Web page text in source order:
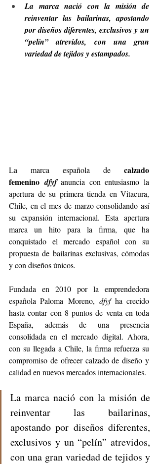
La marca nació con la misión de
reinventar las bailarinas, apostando
por diseños diferentes, exclusivos y un
“pelín” atrevidos, con una gran
variedad de tejidos y estampados.
La marca española de calzado
femenino dfyf anuncia con entusiasmo la
apertura de su primera tienda en Vitacura,
Chile, en el mes de marzo consolidando así
su expansión internacional. Esta apertura
marca un hito para la firma, que ha
conquistado el mercado español con su
propuesta de bailarinas exclusivas, cómodas
y con diseños únicos.
Fundada en 2010 por la emprendedora
española Paloma Moreno, dfyf ha crecido
hasta contar con 8 puntos de venta en toda
España, además de una presencia
consolidada en el mercado digital. Ahora,
con su llegada a Chile, la firma refuerza su
compromiso de ofrecer calzado de diseño y
calidad en nuevos mercados internacionales.
La marca nació con la misión de
reinventar las bailarinas,
apostando por diseños diferentes,
exclusivos y un “pelín” atrevidos,
con una gran variedad de tejidos y